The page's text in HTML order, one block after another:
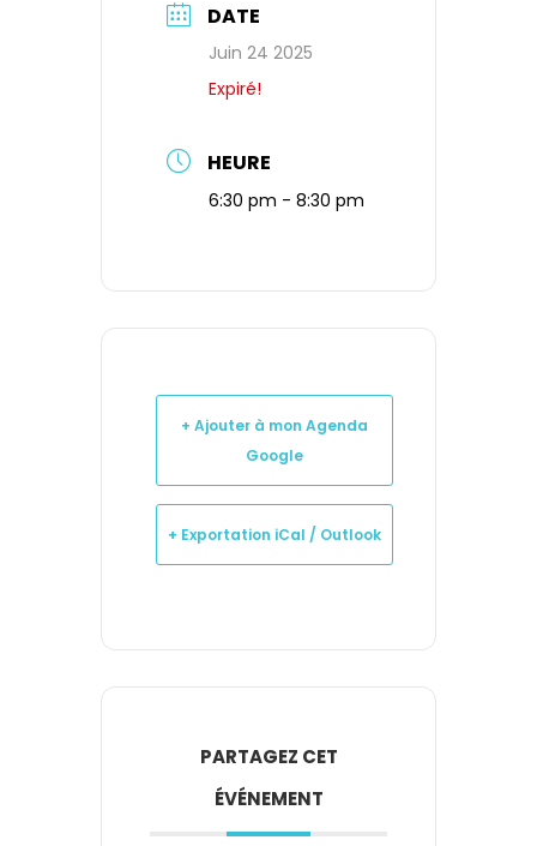
DATE
Juin 24 2025
Expiré!
HEURE
6:30 pm - 8:30 pm
+ Ajouter à mon Agenda
Google
+ Exportation iCal / Outlook
PARTAGEZ CET
ÉVÉNEMENT